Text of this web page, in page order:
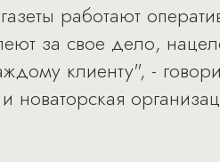
работают
за свое дело,
клиенту", -
новаторская